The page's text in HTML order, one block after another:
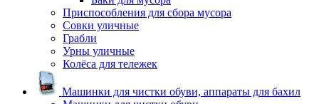
Приспособления для сбора мусора
Совки уличные
Грабли
Урны уличные
Колёса для тележек
Машинки для чистки обуви, аппараты для бахил